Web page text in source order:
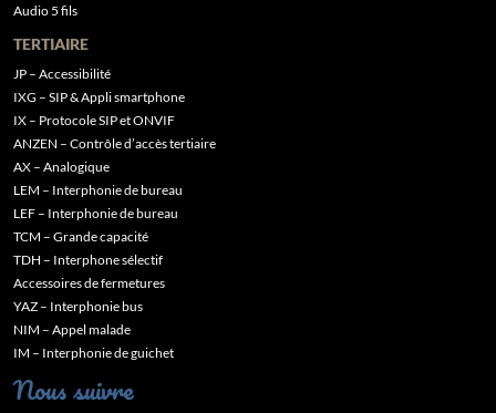
Audio 5 fils
TERTIAIRE
JP – Accessibilité
IXG – SIP & Appli smartphone
IX – Protocole SIP et ONVIF
ANZEN – Contrôle d’accès tertiaire
AX – Analogique
LEM – Interphonie de bureau
LEF – Interphonie de bureau
TCM – Grande capacité
TDH – Interphone sélectif
Accessoires de fermetures
YAZ – Interphonie bus
NIM – Appel malade
IM – Interphonie de guichet
Nous suivre